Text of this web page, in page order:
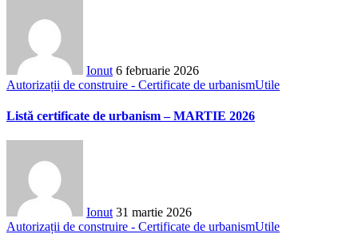
Ionut 6 februarie 2026
Autorizații de construire - Certificate de urbanismUtile
Listă certificate de urbanism – MARTIE 2026
Ionut 31 martie 2026
Autorizații de construire - Certificate de urbanismUtile